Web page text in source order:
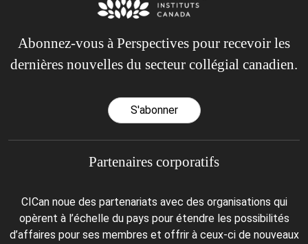
Abonnez-vous à Perspectives pour recevoir les
dernières nouvelles du secteur collégial canadien.
S'abonner
Partenaires corporatifs
CICan noue des partenariats avec des organisations qui
opèrent à l’échelle du pays pour étendre les possibilités
d’affaires pour ses membres et offrir à ceux-ci de nouveaux